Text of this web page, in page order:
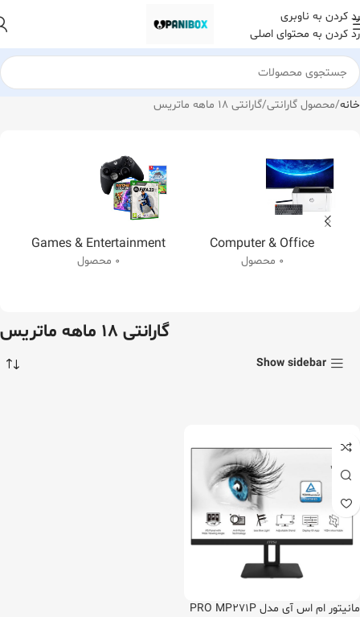
رد کردن به ناوبری
رد کردن به محتوای اصلی
خانه محصول گارانتی گارانتی 18 ماهه ماتریس
Computer & Office
0 محصول
Games & Entertainment
0 محصول
گارانتی 18 ماهه ماتریس
Show sidebar
مانیتور ام اس آی مدل PRO MP271P